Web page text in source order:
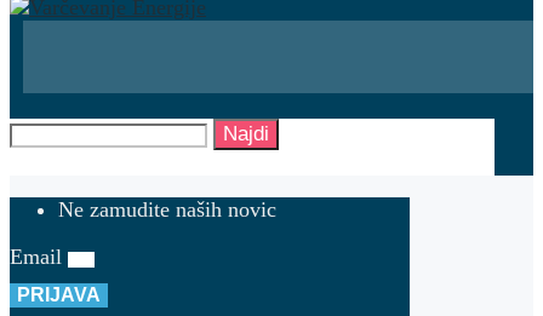
Najdi
Ne zamudite naših novic
Email
PRIJAVA